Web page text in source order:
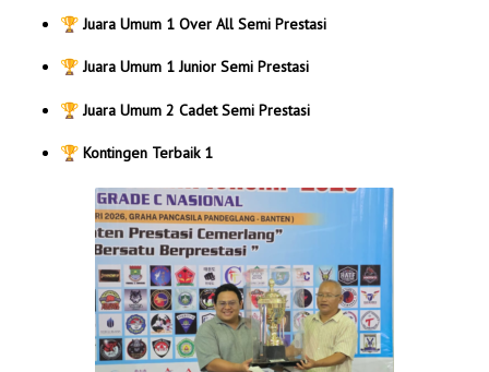
🏆Juara Umum 1 Over All Semi Prestasi
🏆Juara Umum 1 Junior Semi Prestasi
🏆Juara Umum 2 Cadet Semi Prestasi
🏆 Kontingen Terbaik 1